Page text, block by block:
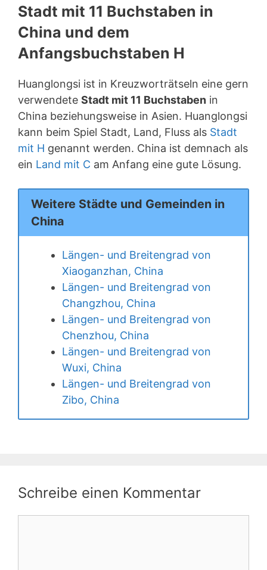
Stadt mit 11 Buchstaben in
China und dem
Anfangsbuchstaben H
Huanglongsi ist in Kreuzworträtseln eine gern
verwendete Stadt mit 11 Buchstaben in
China beziehungsweise in Asien. Huanglongsi
kann beim Spiel Stadt, Land, Fluss als Stadt
mit H genannt werden. China ist demnach als
ein Land mit C am Anfang eine gute Lösung.
Weitere Städte und Gemeinden in
China
Längen- und Breitengrad von
Xiaoganzhan, China
Längen- und Breitengrad von
Changzhou, China
Längen- und Breitengrad von
Chenzhou, China
Längen- und Breitengrad von
Wuxi, China
Längen- und Breitengrad von
Zibo, China
Schreibe einen Kommentar